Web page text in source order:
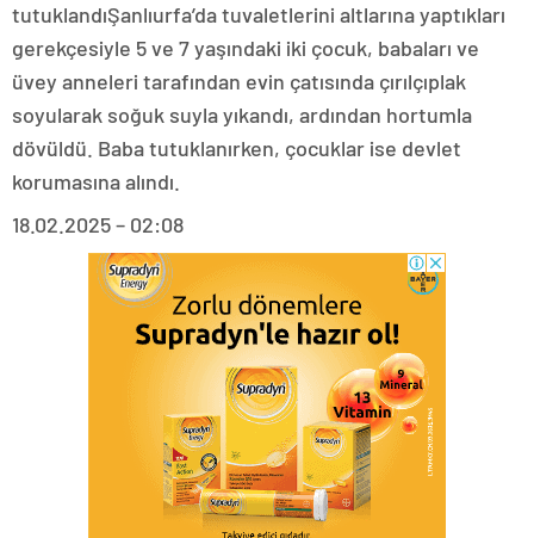
tutuklandıŞanlıurfa’da tuvaletlerini altlarına yaptıkları
gerekçesiyle 5 ve 7 yaşındaki iki çocuk, babaları ve
üvey anneleri tarafından evin çatısında çırılçıplak
soyularak soğuk suyla yıkandı, ardından hortumla
dövüldü. Baba tutuklanırken, çocuklar ise devlet
korumasına alındı.
18.02.2025 – 02:08